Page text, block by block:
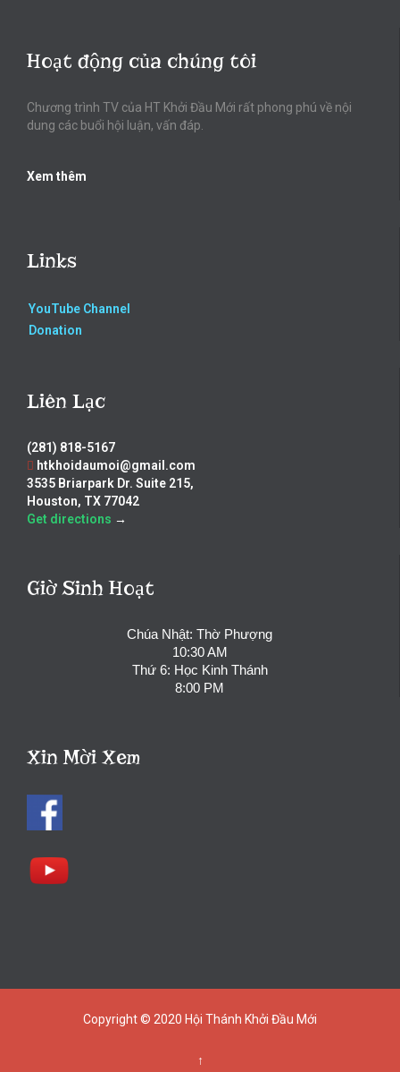
Hoạt động của chúng tôi
Chương trình TV của HT Khởi Đầu Mới rất phong phú về nội
dung các buổi hội luận, vấn đáp.
Xem thêm
Links
YouTube Channel
Donation
Liên Lạc
(281) 818-5167
htkhoidaumoi@gmail.com
3535 Briarpark Dr. Suite 215,
Houston, TX 77042
Get directions →
Giờ Sinh Hoạt
Chúa Nhật: Thờ Phượng
10:30 AM
Thứ 6: Học Kinh Thánh
8:00 PM
Xin Mời Xem
Copyright © 2020 Hội Thánh Khởi Đầu Mới
↑